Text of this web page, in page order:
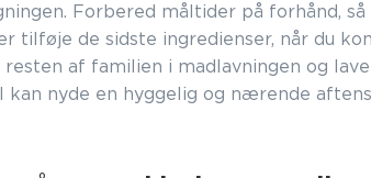
Forbered måltider på forhånd, så
tilføje de sidste ingredienser, når du
resten af familien i madlavningen og
kan nyde en hyggelig og nærende